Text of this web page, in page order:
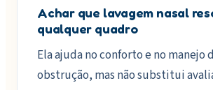
Achar que lavagem nasal
qualquer quadro
Ela ajuda no conforto e no manejo
obstrução, mas não substitui